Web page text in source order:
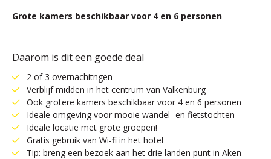
Grote kamers beschikbaar voor 4 en 6 personen
Daarom is dit een goede deal
2 of 3 overnachitngen
Verblijf midden in het centrum van Valkenburg
Ook grotere kamers beschikbaar voor 4 en 6 personen
Ideale omgeving voor mooie wandel- en fietstochten
Ideale locatie met grote groepen!
Gratis gebruik van Wi-fi in het hotel
Tip: breng een bezoek aan het drie landen punt in Aken